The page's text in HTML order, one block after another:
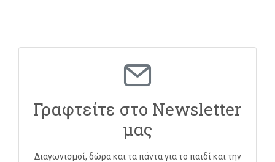
Γραφτείτε στο Newsletter
μας
Διαγωνισμοί, δώρα και τα πάντα για το παιδί και την